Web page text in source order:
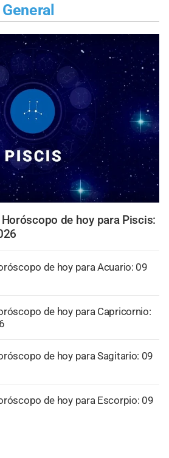
Horóscopo de hoy para Piscis:
de hoy para Acuario: 09
de hoy para Capricornio:
de hoy para Sagitario: 09
de hoy para Escorpio: 09